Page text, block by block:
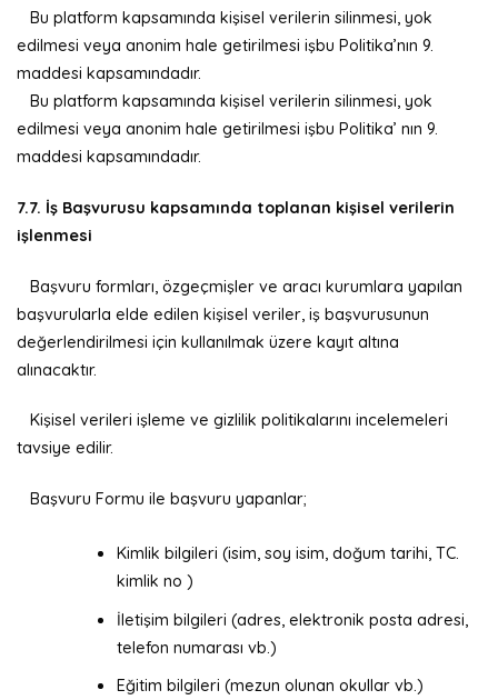
Bu platform kapsamında kişisel verilerin silinmesi, yok
edilmesi veya anonim hale getirilmesi işbu Politika’nın 9.
maddesi kapsamındadır.
Bu platform kapsamında kişisel verilerin silinmesi, yok
edilmesi veya anonim hale getirilmesi işbu Politika’ nın 9.
maddesi kapsamındadır.
7.7. İş Başvurusu kapsamında toplanan kişisel verilerin
işlenmesi
Başvuru formları, özgeçmişler ve aracı kurumlara yapılan
başvurularla elde edilen kişisel veriler, iş başvurusunun
değerlendirilmesi için kullanılmak üzere kayıt altına
alınacaktır.
Kişisel verileri işleme ve gizlilik politikalarını incelemeleri
tavsiye edilir.
Başvuru Formu ile başvuru yapanlar;
Kimlik bilgileri (isim, soy isim, doğum tarihi, TC.
kimlik no )
İletişim bilgileri (adres, elektronik posta adresi,
telefon numarası vb.)
Eğitim bilgileri (mezun olunan okullar vb.)